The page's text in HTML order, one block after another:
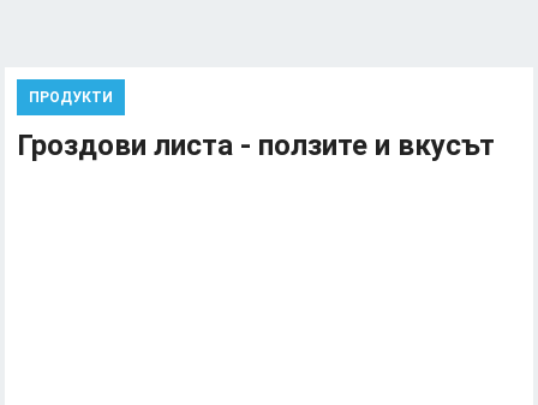
ПРОДУКТИ
Гроздови листа - ползите и вкусът